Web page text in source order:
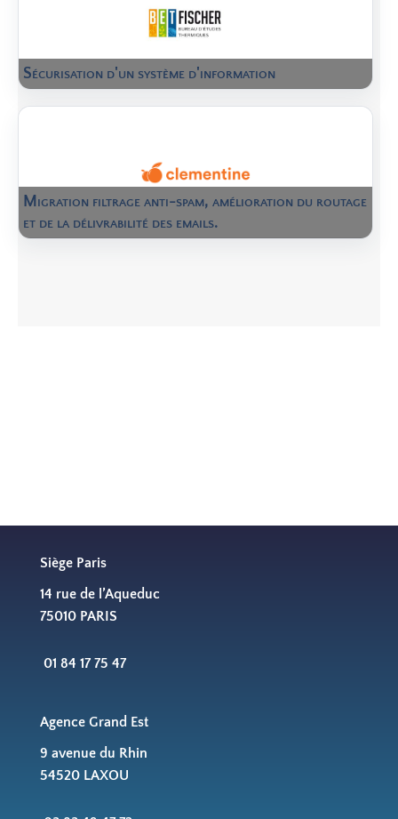
Sécurisation d'un système d'information
Migration filtrage anti-spam, amélioration du routage
et de la délivrabilité des emails.
Siège Paris
14 rue de l’Aqueduc
75010 PARIS
01 84 17 75 47
Agence Grand Est
9 avenue du Rhin
54520 LAXOU